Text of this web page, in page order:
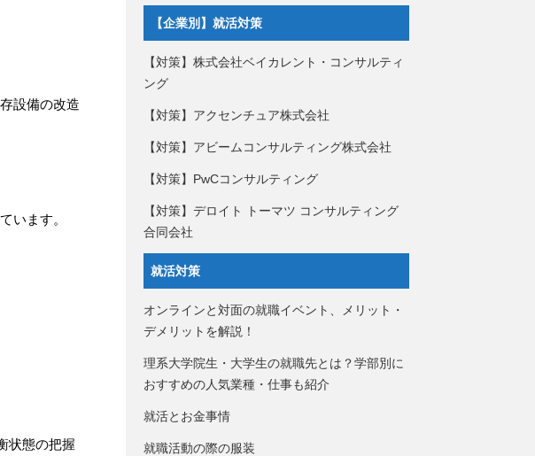
設備の改造
います。
状態の把握
【企業別】就活対策
【対策】株式会社ベイカレント・コンサルティ
ング
【対策】アクセンチュア株式会社
【対策】アビームコンサルティング株式会社
【対策】PwCコンサルティング
【対策】デロイト トーマツ コンサルティング
合同会社
就活対策
オンラインと対面の就職イベント、メリット・
デメリットを解説！
理系大学院生・大学生の就職先とは？学部別に
おすすめの人気業種・仕事も紹介
就活とお金事情
就職活動の際の服装